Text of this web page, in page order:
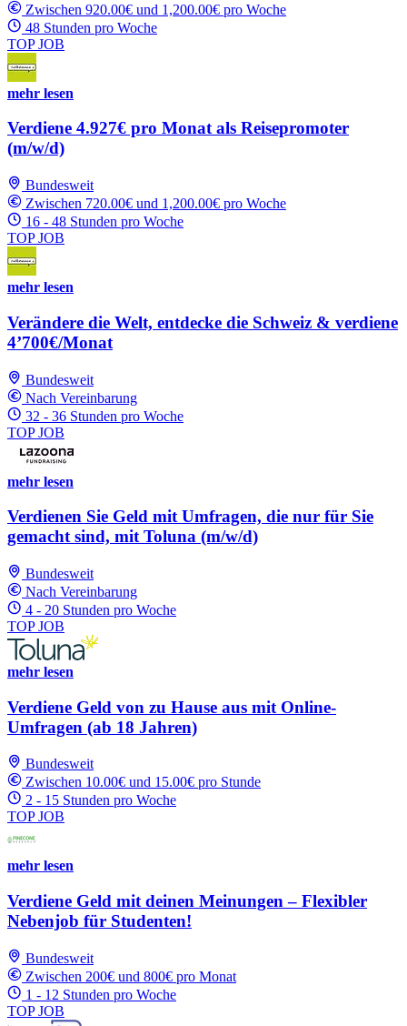
Zwischen 920.00€ und 1,200.00€ pro Woche
48 Stunden pro Woche
TOP JOB
mehr lesen
Verdiene 4.927€ pro Monat als Reisepromoter
(m/w/d)
Bundesweit
Zwischen 720.00€ und 1,200.00€ pro Woche
16 - 48 Stunden pro Woche
TOP JOB
mehr lesen
Verändere die Welt, entdecke die Schweiz & verdiene
4’700€/Monat
Bundesweit
Nach Vereinbarung
32 - 36 Stunden pro Woche
TOP JOB
mehr lesen
Verdienen Sie Geld mit Umfragen, die nur für Sie
gemacht sind, mit Toluna (m/w/d)
Bundesweit
Nach Vereinbarung
4 - 20 Stunden pro Woche
TOP JOB
mehr lesen
Verdiene Geld von zu Hause aus mit Online-
Umfragen (ab 18 Jahren)
Bundesweit
Zwischen 10.00€ und 15.00€ pro Stunde
2 - 15 Stunden pro Woche
TOP JOB
mehr lesen
Verdiene Geld mit deinen Meinungen – Flexibler
Nebenjob für Studenten!
Bundesweit
Zwischen 200€ und 800€ pro Monat
1 - 12 Stunden pro Woche
TOP JOB